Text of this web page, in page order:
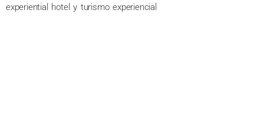
experiential hotel y turismo experiencial